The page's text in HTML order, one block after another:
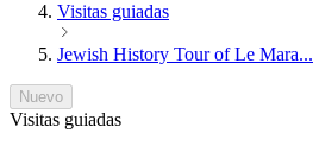
Visitas guiadas
Jewish History Tour of Le Mara...
Nuevo
Visitas guiadas